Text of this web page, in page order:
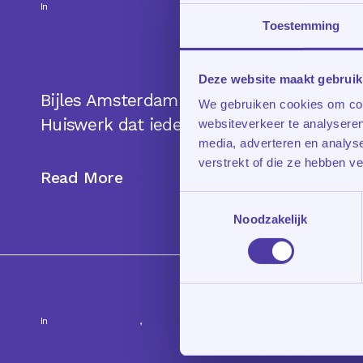
Toestemming
Deze website maakt
We gebruiken cookies om
websiteverkeer te
media, adverteren en
verstrekt of die ze hebben
Noodzakelijk
In
Bijles in Amsterdam
Bijles Amsterdam: wanneer helpt het
Huiswerk dat iedere avond een gevecht
Read More
In ,